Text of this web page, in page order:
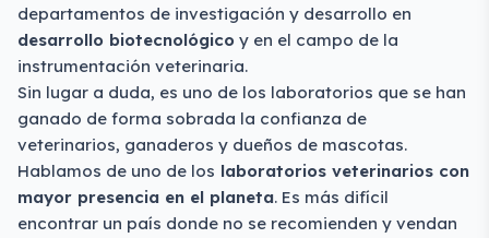
departamentos de investigación y desarrollo en
desarrollo biotecnológico y en el campo de la
instrumentación veterinaria.
Sin lugar a duda, es uno de los laboratorios que se han
ganado de forma sobrada la confianza de
veterinarios, ganaderos y dueños de mascotas.
Hablamos de uno de los laboratorios veterinarios con
mayor presencia en el planeta. Es más difícil
encontrar un país donde no se recomienden y vendan